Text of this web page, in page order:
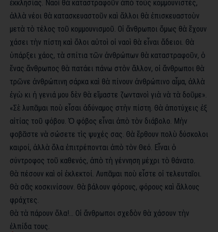
ἐκκλησίας. Ναοὶ θὰ καταστραφοῦν ἀπὸ τοὺς κομμουνιστές,
ἀλλὰ νέοι θὰ κατασκευαστοῦν καὶ ἄλλοι θὰ ἐπισκευαστοὺν
μετὰ τὸ τέλος τοῦ κομμουνισμοῦ. Οἱ ἄνθρωποι ὅμως θὰ ἔχουν
χάσει τὴν πίστη καὶ ὅλοι αὐτοὶ οἱ ναοὶ θὰ εἶναι ἄδειοι. Θὰ
ὑπάρξει χάος, τὰ σπίτια τῶν ἀνθρώπων θὰ καταστραφοῦν, ὁ
ἕνας ἄνθρωπος θὰ πατάει πάνω στὸν ἄλλον, οἱ ἄνθρωποι θὰ
τρῶνε ἀνθρώπινη σάρκα καὶ θὰ πίνουν ἀνθρώπινο αἷμα, ἀλλὰ
ἐγὼ κι ἡ γενιά μου δὲν θὰ εἴμαστε ζωντανοὶ γιὰ νὰ τὰ δοῦμε».
«Σὲ λυπᾶμαι ποὺ εἶσαι ἀδύναμος στὴν πίστη. Θὰ ἀποτύχεις ἐξ
αἰτίας τοῦ φόβου. Ὁ φόβος εἶναι ἀπὸ τὸν διάβολο. Μὴν
φοβᾶστε νὰ σώσετε τὶς ψυχές σας. Θὰ ἔρθουν πολὺ δύσκολοι
καιροί, ἀλλὰ ὅλα ἐπιτρέπονται ἀπὸ τὸν Θεό. Εἶναι ὁ
σύντροφος τοῦ καθενός, ἀπὸ τὴ γέννηση μέχρι τὸ θάνατο.
Θὰ πέσουν καὶ οἱ ἐκλεκτοί. Λυπᾶμαι ποὺ εἶστε οἱ τελευταῖοι.
Θὰ σᾶς κοσκινίσουν. Θὰ βάλουν φόρους, φόρους καὶ ἄλλους
φράχτες.
Θὰ τὰ πάρουν ὅλα!… Οἱ ἄνθρωποι σχεδὸν θὰ χάσουν τὴν
ἐλπίδα τους.